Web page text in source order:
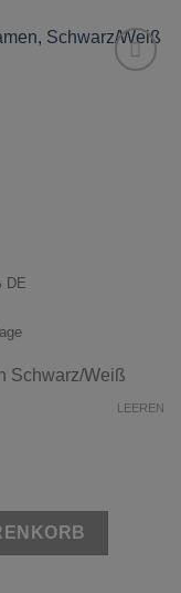
DE
Schwarz/Weiß
LEEREN
Weiß Menge